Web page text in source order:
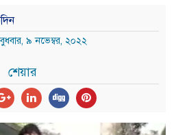
৯ নভেম্বর, ২০২২
শেয়ার